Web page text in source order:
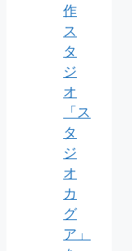
作
ス
タ
ジ
オ
「ス
タ
ジ
オ
カ
グ
ア」